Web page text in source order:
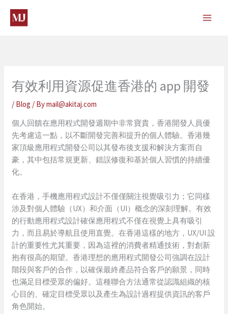
content
有效利用資源促進香港的 app 開發
/ Blog / Bymail@akitaj.com
個人回饋在應用程式開發週期中非常寶貴，香港開發人員優
先考慮這一點，以不斷開發完善和提升的個人體驗。香港幾
家頂級應用程式開發公司以其發布後支援和解決方案而自
豪，其中包括常規更新、錯誤修復和基於個人習慣的持續優
化。
在香港，手機應用程式設計不僅僅關注視覺吸引力；它同樣
涉及對個人體驗（UX）和介面（UI）概念的深刻理解。有效
的行動應用程式設計確保應用程式不僅在視覺上具有吸引
力，而且易於導航且使用直覺。在香港這樣的地方，UX/UI 設
計的重要性尤其重要，因為這裡的消費者精通技術，對創新
抱有很高的期望。香港理想的應用程式開發公司強調在設計
階段與客戶的合作，以確保最終產品符合客戶的願景，同時
也滿足目標受眾的偏好。這種聯合方法通常從認識組織的核
心目的、確定目標受眾以及產生為設計過程提供資訊的客戶
角色開始。